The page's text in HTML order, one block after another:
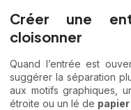
Créer une
cloisonner
Quand l’entrée est
suggérer la séparation
aux motifs graphiques,
étroite ou un lé de